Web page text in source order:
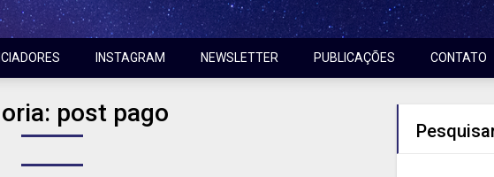
INSTAGRAM NEWSLETTER PUBLICAÇÕES CONTATO
marketing
post pago